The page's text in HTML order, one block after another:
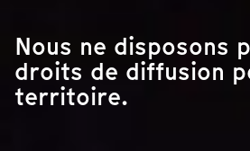
Nous ne disposons
droits de diffusion
territoire.